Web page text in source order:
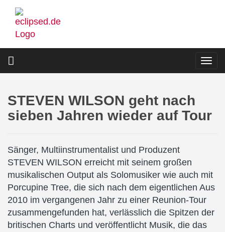
Direkt
zum
Inhalt
STEVEN WILSON geht nach
sieben Jahren wieder auf Tour
Sänger, Multiinstrumentalist und Produzent
STEVEN WILSON erreicht mit seinem großen
musikalischen Output als Solomusiker wie auch mit
Porcupine Tree, die sich nach dem eigentlichen Aus
2010 im vergangenen Jahr zu einer Reunion-Tour
zusammengefunden hat, verlässlich die Spitzen der
britischen Charts und veröffentlicht Musik, die das